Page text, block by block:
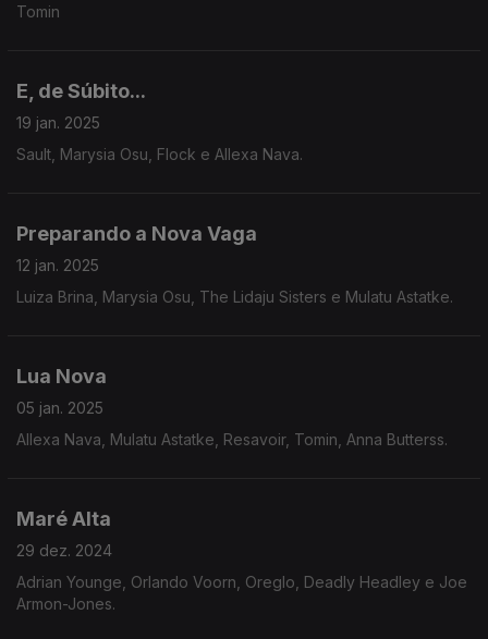
Tomin
E, de Súbito...
19 jan. 2025
Sault, Marysia Osu, Flock e Allexa Nava.
Preparando a Nova Vaga
12 jan. 2025
Luiza Brina, Marysia Osu, The Lidaju Sisters e Mulatu Astatke.
Lua Nova
05 jan. 2025
Allexa Nava, Mulatu Astatke, Resavoir, Tomin, Anna Butterss.
Maré Alta
29 dez. 2024
Adrian Younge, Orlando Voorn, Oreglo, Deadly Headley e Joe
Armon-Jones.